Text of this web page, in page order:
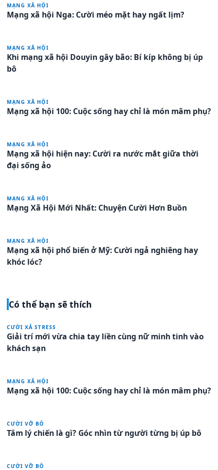
MẠNG XÃ HỘI
Mạng xã hội Nga: Cười méo mặt hay ngất lịm?
MẠNG XÃ HỘI
Khi mạng xã hội Douyin gây bão: Bí kíp không bị úp
bô
MẠNG XÃ HỘI
Mạng xã hội 100: Cuộc sống hay chỉ là món mâm phụ?
MẠNG XÃ HỘI
Mạng xã hội hiện nay: Cười ra nước mắt giữa thời
đại sống ảo
MẠNG XÃ HỘI
Mạng Xã Hội Mới Nhất: Chuyện Cười Hơn Buồn
MẠNG XÃ HỘI
Mạng xã hội phổ biến ở Mỹ: Cười ngả nghiêng hay
khóc lóc?
Có thể bạn sẽ thích
CƯỜI XẢ STRESS
Giải trí mới vừa chia tay liền cùng nữ minh tinh vào
khách sạn
MẠNG XÃ HỘI
Mạng xã hội 100: Cuộc sống hay chỉ là món mâm phụ?
CƯỜI VỠ BÔ
Tâm lý chiến là gì? Góc nhìn từ người từng bị úp bô
CƯỜI VỠ BÔ